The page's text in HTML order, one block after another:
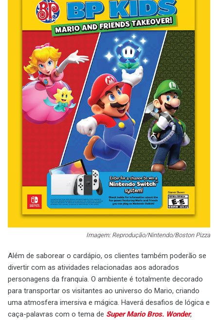
Imagem: Reprodução/Nintendo/Boston Pizza
Além de saborear o cardápio, os clientes também poderão se
divertir com as atividades relacionadas aos adorados
personagens da franquia. O ambiente é totalmente decorado
para transportar os visitantes ao universo do Mario, criando
uma atmosfera imersiva e mágica. Haverá desafios de lógica e
caça-palavras com o tema de Super Mario Bros. Wonder,